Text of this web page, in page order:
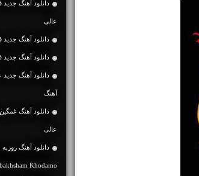
دانلود آهنگ
عالی
دانلود آهنگ جديد فرزاد فرخ
دانلود آهنگ جديد فرزاد
آهنگ
دانلود آهنگ
عالی
Khodamo